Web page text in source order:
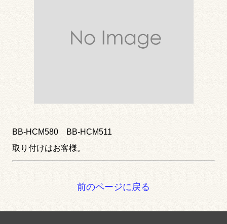
BB-HCM580 BB-HCM511
取り付けはお客様。
前のページに戻る